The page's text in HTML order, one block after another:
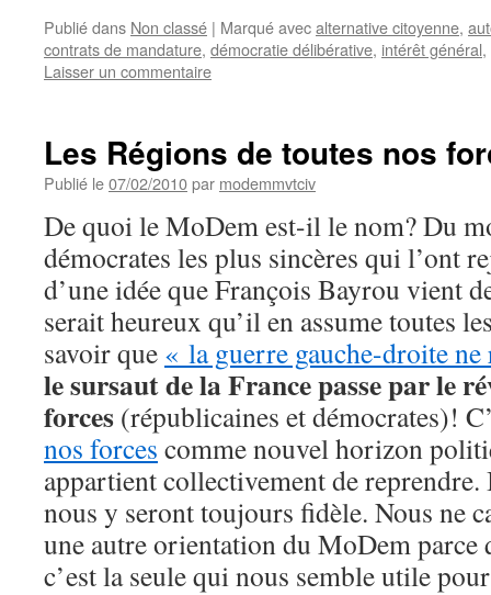
Publié dans Non classé | Marqué avecalternative citoyenne,
contrats de mandature, démocratie délibérative, intérêt général,
Laisser un commentaire
Les Régions de toutes nos
Publié le07/02/2010par modemmvtciv
De quoi le MoDem est-il le nom? Du
démocrates les plus sincères qui l’ont
d’une idée que François Bayrou vient
serait heureux qu’il en assume toutes
savoir que « la guerre gauche-droite
le sursaut de la France passe par le
forces (républicaines et démocrates)!
nos forces comme nouvel horizon
appartient collectivement de reprendre.
nous y seront toujours fidèle. Nous ne
une autre orientation du MoDem parce
c’est la seule qui nous semble utile